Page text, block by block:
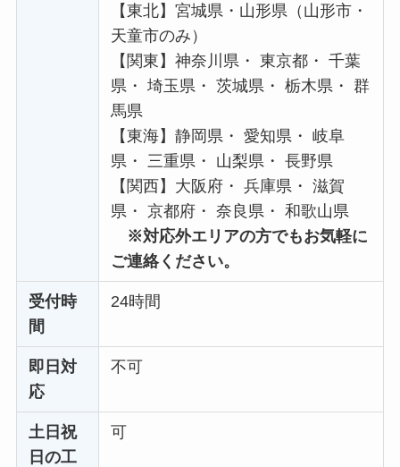
【東北】宮城県・山形県（山形市・
天童市のみ）
【関東】神奈川県・ 東京都・ 千葉
県・ 埼玉県・ 茨城県・ 栃木県・ 群
馬県
【東海】静岡県・ 愛知県・ 岐阜
県・ 三重県・ 山梨県・ 長野県
【関西】大阪府・ 兵庫県・ 滋賀
県・ 京都府・ 奈良県・ 和歌山県
※対応外エリアの方でもお気軽に
ご連絡ください。
受付時
間
24時間
即日対
応
不可
土日祝
日の工
可